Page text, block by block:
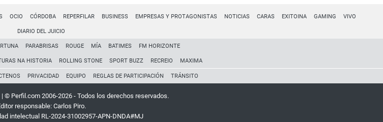
OCIO CÓRDOBA REPERFILAR BUSINESS EMPRESAS Y PROTAGONISTAS NOTICIAS CARAS EXITOINA GAMING VIVO
DIARIO DEL JUICIO
PARABRISAS ROUGE MÍA BATIMES FM HORIZONTE
NA HISTORIA ROLLING STONE SPORT BUZZ RECREIO MAXIMA
PRIVACIDAD EQUIPO REGLAS DE PARTICIPACIÓN TRÁNSITO
| © Perfil.com 2006-2026 - Todos los derechos reservados.
responsable: Carlos Piro.
intelectual RL-2024-31002957-APN-DNDA#MJ